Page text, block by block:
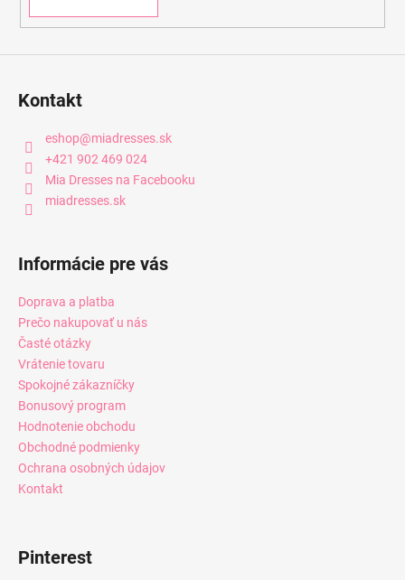
Kontakt
eshop@miadresses.sk
+421 902 469 024
Mia Dresses na Facebooku
miadresses.sk
Informácie pre vás
Doprava a platba
Prečo nakupovať u nás
Časté otázky
Vrátenie tovaru
Spokojné zákazníčky
Bonusový program
Hodnotenie obchodu
Obchodné podmienky
Ochrana osobných údajov
Kontakt
Pinterest